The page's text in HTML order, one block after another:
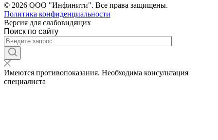
© 2026 ООО "Инфинити". Все права защищены.
Политика конфиденциальности
Версия для слабовидящих
Поиск по сайту
Имеются противопоказания. Необходима консультация
специалиста